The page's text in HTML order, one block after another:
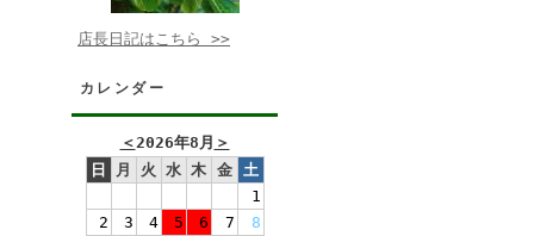
店長日記はこちら >>
カレンダー
＜2026年8月 ＞
日
月 火 水 木 金
土
1
2
3 4 5 6 7 8